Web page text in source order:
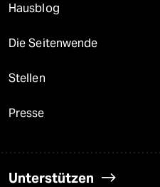
Hausblog
Die Seitenwende
Stellen
Presse
Unterstützen